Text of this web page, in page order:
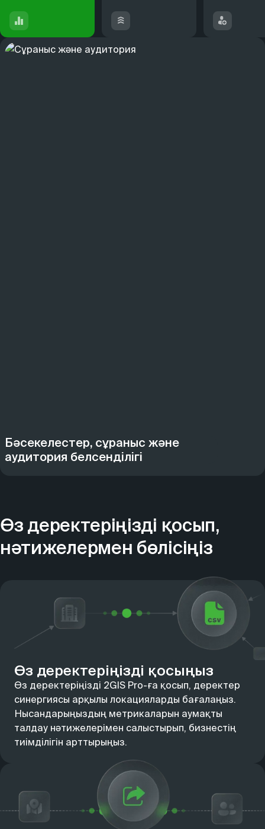
Бәсекелестер, сұраныс және
аудитория белсенділігі
Өз деректеріңізді қосып,
нәтижелермен бөлісіңіз
Өз деректеріңізді қосыңыз
Өз деректеріңізді 2GIS Pro-ға қосып, деректер
синергиясы арқылы локацияларды бағалаңыз.
Нысандарыңыздың метрикаларын аумақты
талдау нәтижелерімен салыстырып, бизнестің
тиімділігін арттырыңыз.